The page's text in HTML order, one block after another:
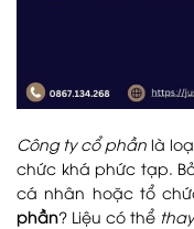
Công ty cổ phần là
chức khá phức tạp.
cá nhân hoặc tổ
phần? Liệu có thể